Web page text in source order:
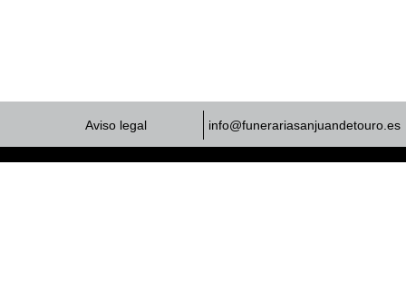
Aviso legal info@funerariasanjuandetouro.es